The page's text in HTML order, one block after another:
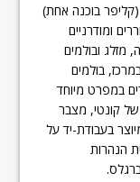
ומע"מ…) שלושה ברקסים מקוריים ברמבו F08 (קליפר בוכנה אחת)
ומודרניים
מזלג ובולמים
בולמים
במפרט מיוחד
עבור האופנוע הזה, סעפת פליטה מקורית 2-1 של קונטי, מצבר
בעבודת-יד על
הנהרות